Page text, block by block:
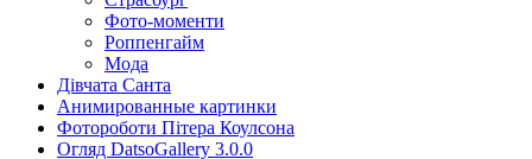
Фото-моменти
Роппенгайм
Мода
Дівчата Санта
Aнимированные картинки
Фотороботи Пітера Коулсона
Огляд DatsoGallery 3.0.0